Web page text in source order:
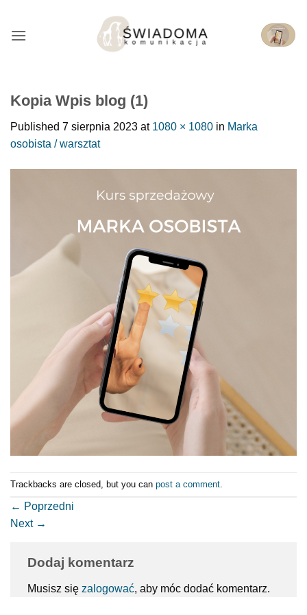
treści
Kopia Wpis blog (1)
Published 7 sierpnia 2023 at 1080 × 1080 in Marka
osobista / warsztat
Trackbacks are closed, but you can post a comment
← Poprzedni
Next →
Dodaj komentarz
Musisz się zalogować, aby móc dodać komentarz.